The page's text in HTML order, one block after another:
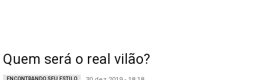
Quem será o real vilão?
ENCONTRANDO SEU ESTILO